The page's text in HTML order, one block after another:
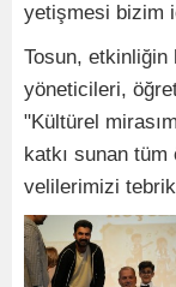
yetişmesi bizim
Tosun, etkinliğin
yöneticileri,
"Kültürel
katkı sunan
velilerimizi